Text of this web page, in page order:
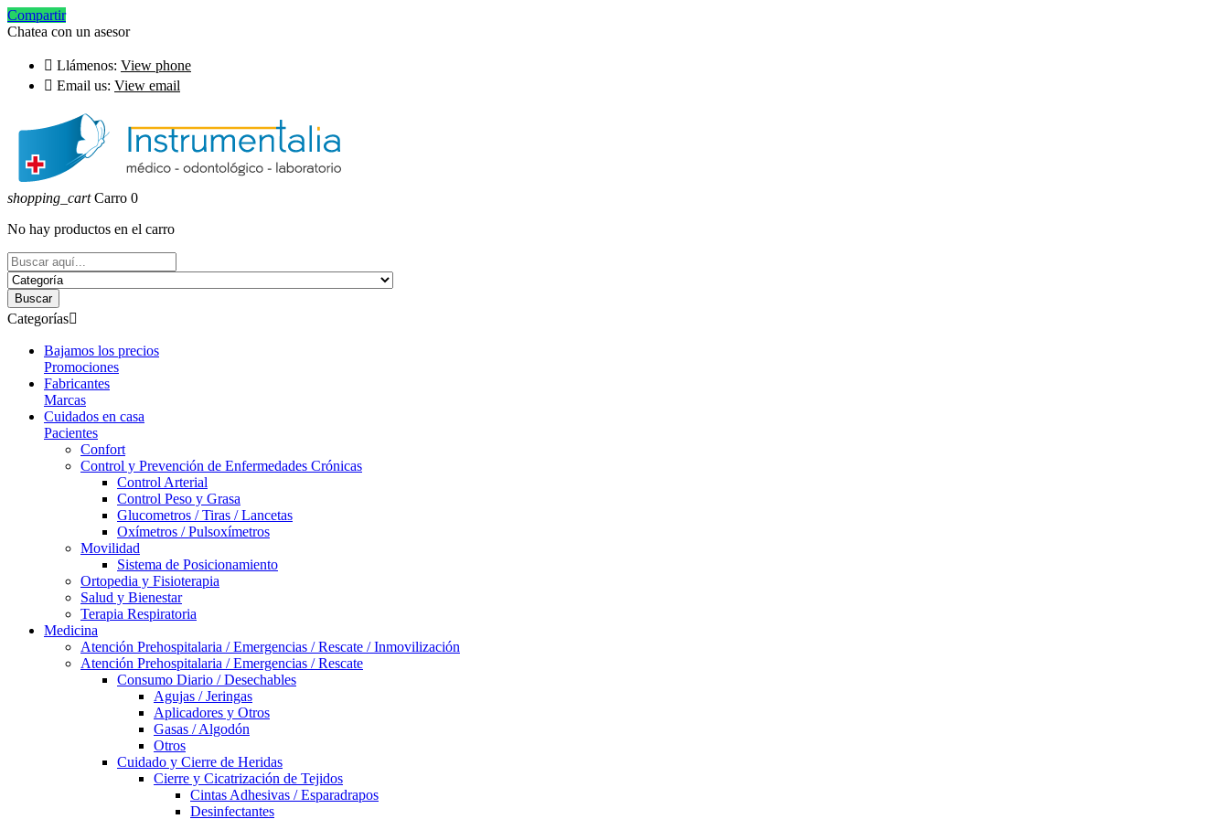
Compartir
Chatea con un asesor
 Llámenos: View phone
 Email us: View email
shopping_cart Carro 0
No hay productos en el carro
Buscar
Categorías
Bajamos los precios
Promociones
Fabricantes
Marcas
Cuidados en casa
Pacientes
Confort
Control y Prevención de Enfermedades Crónicas
Control Arterial
Control Peso y Grasa
Glucometros / Tiras / Lancetas
Oxímetros / Pulsoxímetros
Movilidad
Sistema de Posicionamiento
Ortopedia y Fisioterapia
Salud y Bienestar
Terapia Respiratoria
Medicina
Atención Prehospitalaria / Emergencias / Rescate / Inmovilización
Atención Prehospitalaria / Emergencias / Rescate
Consumo Diario / Desechables
Agujas / Jeringas
Aplicadores y Otros
Gasas / Algodón
Otros
Cuidado y Cierre de Heridas
Cierre y Cicatrización de Tejidos
Cintas Adhesivas / Esparadrapos
Desinfectantes